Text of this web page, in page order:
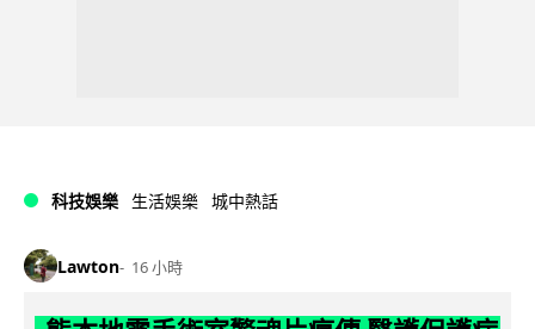
科技娛樂 生活娛樂 城中熱話
Lawton 16 小時